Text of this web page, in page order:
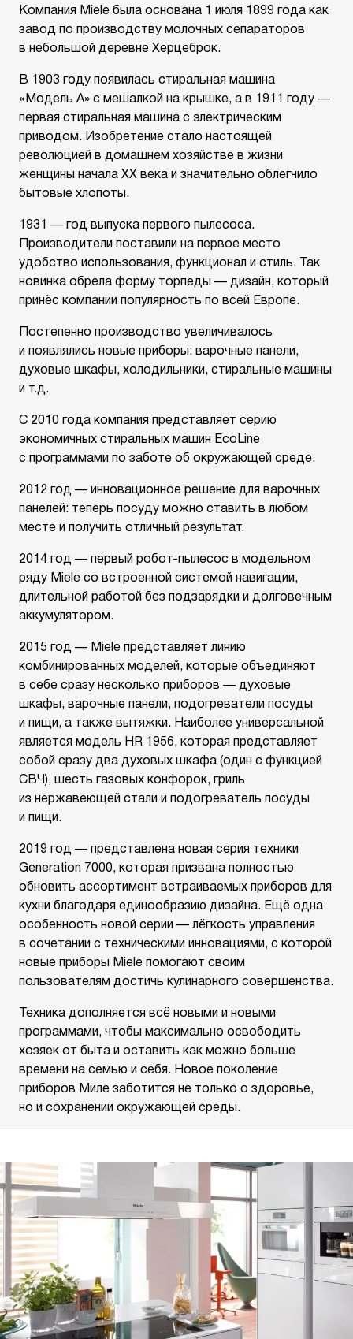
Компания Miele была основана 1 июля 1899 года как
завод по производству молочных сепараторов
в небольшой деревне Херцеброк.
В 1903 году появилась стиральная машина
«Модель А» с мешалкой на крышке, а в 1911 году —
первая стиральная машина с электрическим
приводом. Изобретение стало настоящей
революцией в домашнем хозяйстве в жизни
женщины начала XX века и значительно облегчило
бытовые хлопоты.
1931 — год выпуска первого пылесоса.
Производители поставили на первое место
удобство использования, функционал и стиль. Так
новинка обрела форму торпеды — дизайн, который
принёс компании популярность по всей Европе.
Постепенно производство увеличивалось
и появлялись новые приборы: варочные панели,
духовые шкафы, холодильники, стиральные машины
и т.д.
С 2010 года компания представляет серию
экономичных стиральных машин EcoLine
с программами по заботе об окружающей среде.
2012 год — инновационное решение для варочных
панелей: теперь посуду можно ставить в любом
месте и получить отличный результат.
2014 год — первый робот-пылесос в модельном
ряду Miele со встроенной системой навигации,
длительной работой без подзарядки и долговечным
аккумулятором.
2015 год — Miele представляет линию
комбинированных моделей, которые объединяют
в себе сразу несколько приборов — духовые
шкафы, варочные панели, подогреватели посуды
и пищи, а также вытяжки. Наиболее универсальной
является модель HR 1956, которая представляет
собой сразу два духовых шкафа (один с функцией
СВЧ), шесть газовых конфорок, гриль
из нержавеющей стали и подогреватель посуды
и пищи.
2019 год — представлена новая серия техники
Generation 7000, которая призвана полностью
обновить ассортимент встраиваемых приборов для
кухни благодаря единообразию дизайна. Ещё одна
особенность новой серии — лёгкость управления
в сочетании с техническими инновациями, с которой
новые приборы Miele помогают своим
пользователям достичь кулинарного совершенства.
Техника дополняется всё новыми и новыми
программами, чтобы максимально освободить
хозяек от быта и оставить как можно больше
времени на семью и себя. Новое поколение
приборов Миле заботится не только о здоровье,
но и сохранении окружающей среды.